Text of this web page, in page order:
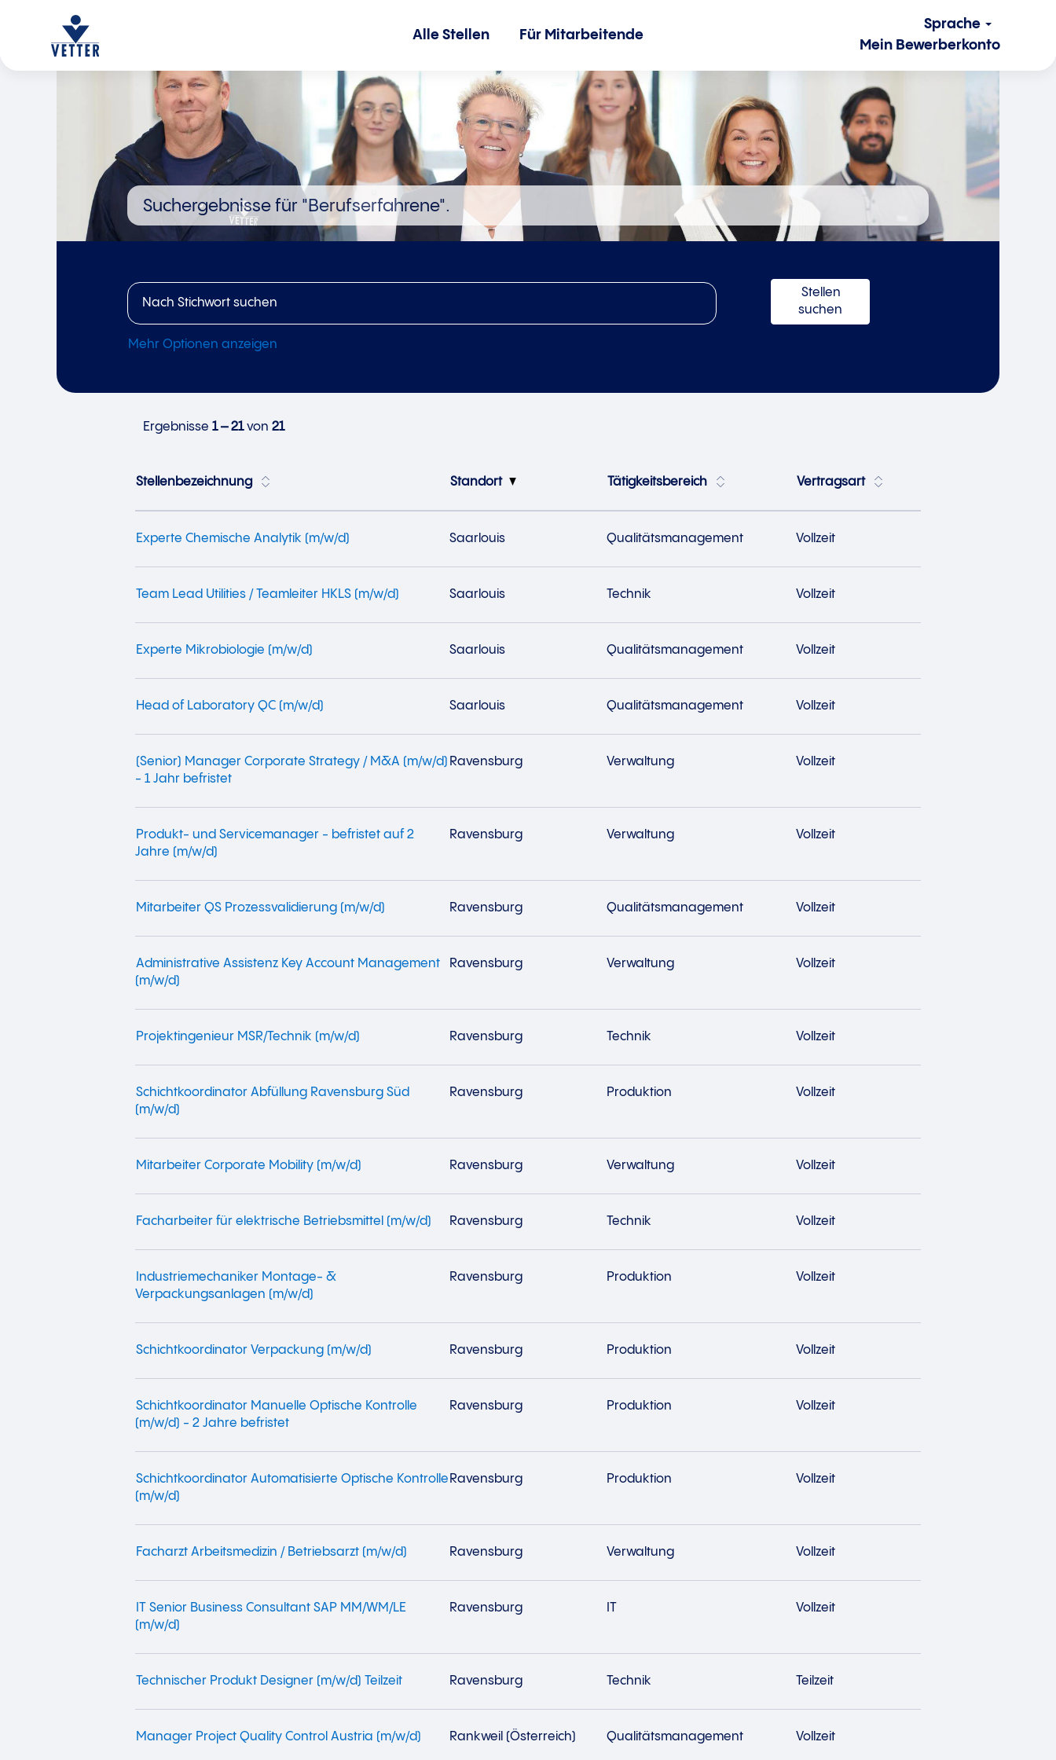
Alle Stellen Für Mitarbeitende
Sprache
Mein Bewerberkonto
Suchergebnisse für "Berufserfahrene".
Mehr Optionen anzeigen
Ergebnisse 1 – 21von 21
Stellenbezeichnung Standort Tätigkeitsbereich Vertragsart
Experte Chemische Analytik (m/w/d) Saarlouis Qualitätsmanagement Vollzeit
Team Lead Utilities / Teamleiter HKLS (m/w/d) Saarlouis Technik Vollzeit
Experte Mikrobiologie (m/w/d) Saarlouis Qualitätsmanagement Vollzeit
Head of Laboratory QC (m/w/d) Saarlouis Qualitätsmanagement Vollzeit
(Senior) Manager Corporate Strategy / M&A (m/w/d)
- 1 Jahr befristet
Ravensburg Verwaltung Vollzeit
Produkt- und Servicemanager - befristet auf 2
Jahre (m/w/d)
Ravensburg Verwaltung Vollzeit
Mitarbeiter QS Prozessvalidierung (m/w/d) Ravensburg Qualitätsmanagement Vollzeit
Administrative Assistenz Key Account Management
(m/w/d)
Ravensburg Verwaltung Vollzeit
Projektingenieur MSR/Technik (m/w/d) Ravensburg Technik Vollzeit
Schichtkoordinator Abfüllung Ravensburg Süd
(m/w/d)
Ravensburg Produktion Vollzeit
Mitarbeiter Corporate Mobility (m/w/d) Ravensburg Verwaltung Vollzeit
Facharbeiter für elektrische Betriebsmittel (m/w/d) Ravensburg Technik Vollzeit
Industriemechaniker Montage- &
Verpackungsanlagen (m/w/d)
Ravensburg Produktion Vollzeit
Schichtkoordinator Verpackung (m/w/d) Ravensburg Produktion Vollzeit
Schichtkoordinator Manuelle Optische Kontrolle
(m/w/d) - 2 Jahre befristet
Ravensburg Produktion Vollzeit
Schichtkoordinator Automatisierte Optische Kontrolle
(m/w/d)
Ravensburg Produktion Vollzeit
Facharzt Arbeitsmedizin / Betriebsarzt (m/w/d) Ravensburg Verwaltung Vollzeit
IT Senior Business Consultant SAP MM/WM/LE
(m/w/d)
Ravensburg IT Vollzeit
Technischer Produkt Designer (m/w/d) Teilzeit Ravensburg Technik Teilzeit
Manager Project Quality Control Austria (m/w/d) Rankweil (Österreich) Qualitätsmanagement Vollzeit